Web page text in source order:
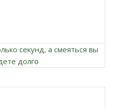
секунд, а смеяться вы
долго